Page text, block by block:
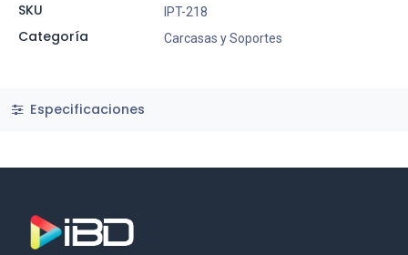
SKU IPT-218
Categoría Carcasas y Soportes
Especificaciones